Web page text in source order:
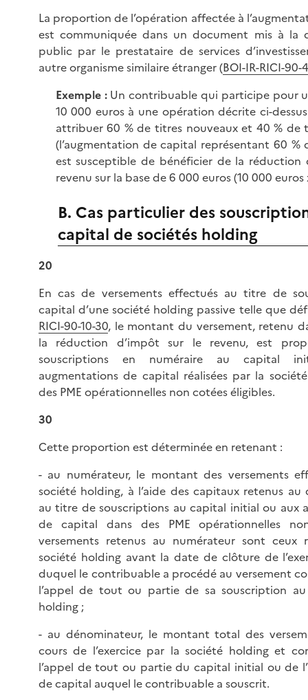
La proportion de l’opération affectée à
est communiquée dans un document mis à la
public par le prestataire de services
autre organisme similaire étranger (BOI-IR-RICI-90-
Exemple :Un contribuable qui participe pour
10 000 euros à une opération décrite ci-
attribuer 60 % de titres nouveaux et 40 % de
(l’augmentation de capital représentant 60 %
est susceptible de bénéficier de la réduction
revenu sur la base de 6 000 euros (10 000 euros
B. Cas particulier des
capital de sociétés holding
20
En cas de versements effectués au titre de
capital d’une société holding passive telle que
RICI-90-10-30, le montant du versement, retenu
la réduction d’impôt sur le revenu, est
souscriptions en numéraire au capital
augmentations de capital réalisées par la
des PME opérationnelles non cotées éligibles.
30
Cette proportion est déterminée en retenant :
- au numérateur, le montant des versements
société holding, à l’aide des capitaux retenus au
au titre de souscriptions au capital initial ou aux
de capital dans des PME opérationnelles
versements retenus au numérateur sont ceux
société holding avant la date de clôture de
duquel le contribuable a procédé au versement
l’appel de tout ou partie de sa souscription
holding ;
- au dénominateur, le montant total des
cours de l’exercice par la société holding et
l’appel de tout ou partie du capital initial ou de
de capital auquel le contribuable a souscrit.